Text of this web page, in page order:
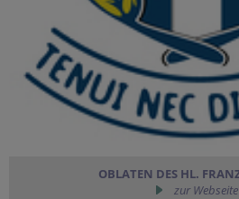
OBLATEN DES HL.
zur Webseite